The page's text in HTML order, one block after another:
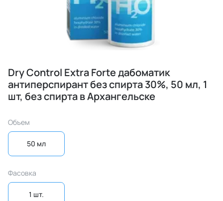
Dry Control Extra Forte дабоматик
антиперспирант без спирта 30%, 50 мл, 1
шт, без спирта в Архангельске
Объем
50 мл
Фасовка
1 шт.